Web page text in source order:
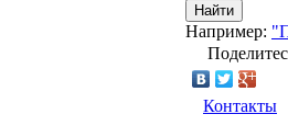
Найти
Например:
Контакты